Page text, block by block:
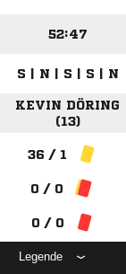
52:47
S | N | S | S | N
KEVIN DÖRING
(13)
36 / 1
0 / 0
0 / 0
Legende